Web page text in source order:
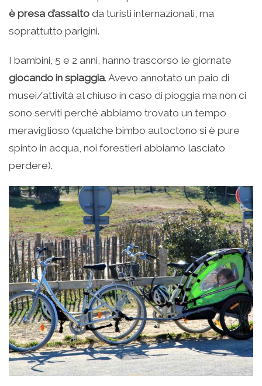
è presa d’assalto da turisti internazionali, ma
soprattutto parigini.
I bambini, 5 e 2 anni, hanno trascorso le giornate
giocando in spiaggia. Avevo annotato un paio di
musei/attività al chiuso in caso di pioggia ma non ci
sono serviti perché abbiamo trovato un tempo
meraviglioso (qualche bimbo autoctono si è pure
spinto in acqua, noi forestieri abbiamo lasciato
perdere).